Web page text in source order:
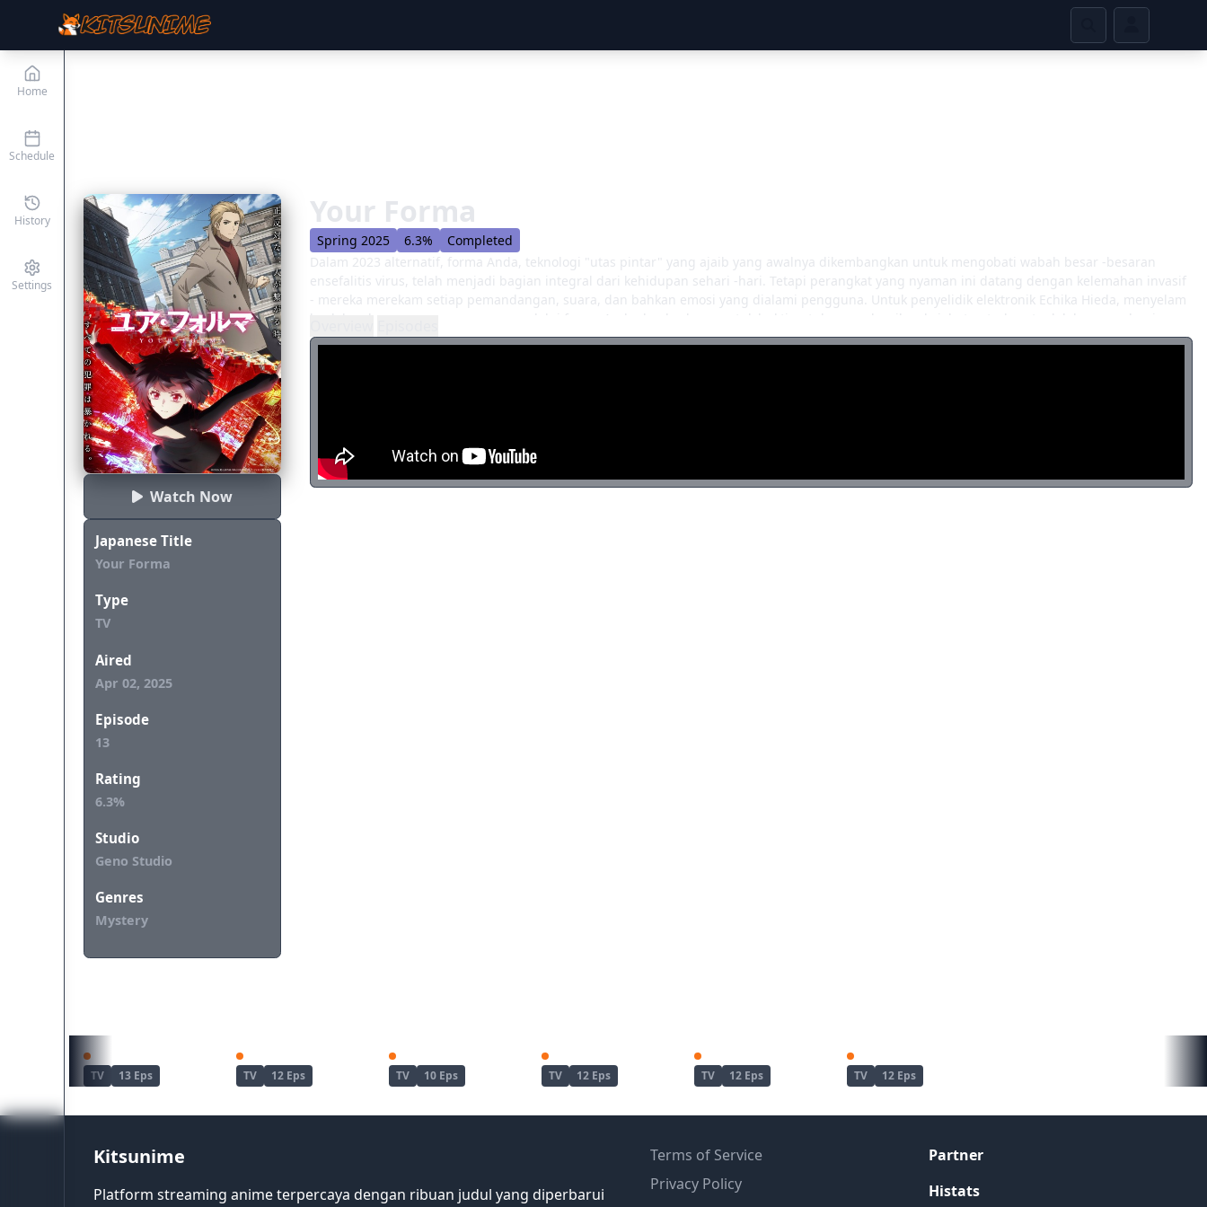
Home
Schedule
History
Settings
Watch Now
Japanese Title
Your Forma
Type
TV
Aired
Apr 02, 2025
Episode
13
Rating
6.3%
Studio
Geno Studio
Genres
Mystery
Your Forma
Spring 2025 6.3%
Completed
Dalam 2023 alternatif, forma Anda, teknologi "utas pintar" yang ajaib yang awalnya dikembangkan untuk mengobati wabah besar -besaran
ensefalitis virus, telah menjadi bagian integral dari kehidupan sehari -hari. Tetapi perangkat yang nyaman ini datang dengan kelemahan invasif
- mereka merekam setiap pemandangan, suara, dan bahkan emosi yang dialami pengguna. Untuk penyelidik elektronik Echika Hieda, menyelam
ke dalam kenangan orang -orang melalui forma Anda dan berburu untuk bukti untuk menyelesaikan kejahatan terberat adalah semua bagian
dari pekerjaan sehari. Masalahnya adalah, dia sangat pandai dalam apa yang dia lakukan sehingga asistennya benar -benar menggoreng otak
TV 13 Eps TV 12 Eps TV 10 Eps TV 12 Eps TV 12 Eps TV 12 Eps
Kitsunime
Platform streaming anime terpercaya dengan ribuan judul yang diperbarui
Terms of Service
Privacy Policy
Partner
Histats